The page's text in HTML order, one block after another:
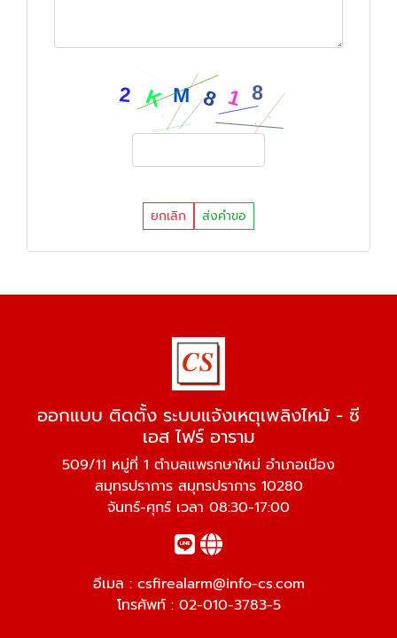
ยกเลิก ส่งคำขอ
ออกแบบ ติดตั้ง ระบบแจ้งเหตุเพลิงไหม้ - ซี
เอส ไฟร์ อาราม
509/11 หมู่ที่ 1 ตำบลแพรกษาใหม่ อำเภอเมือง
สมุทรปราการ สมุทรปราการ 10280
จันทร์-ศุกร์ เวลา 08:30-17:00
อีเมล : csfirealarm@info-cs.com
โทรศัพท์ : 02-010-3783-5